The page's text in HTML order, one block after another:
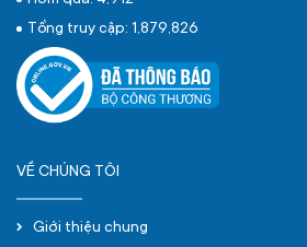
Tổng truy cập: 1,879,826
VỀ CHÚNG TÔI
Giới thiệu chung